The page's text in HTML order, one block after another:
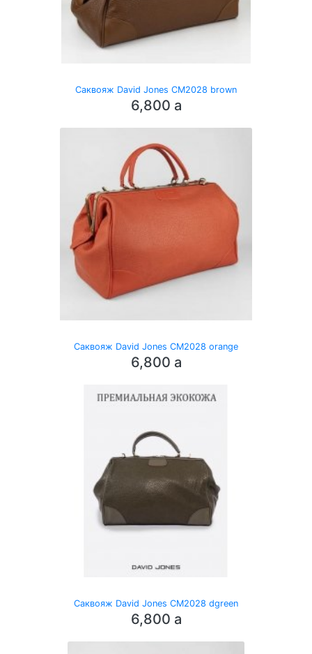
Саквояж David Jones CM2028 brown
6,800 a
Саквояж David Jones CM2028 orange
6,800 a
Саквояж David Jones CM2028 dgreen
6,800 a